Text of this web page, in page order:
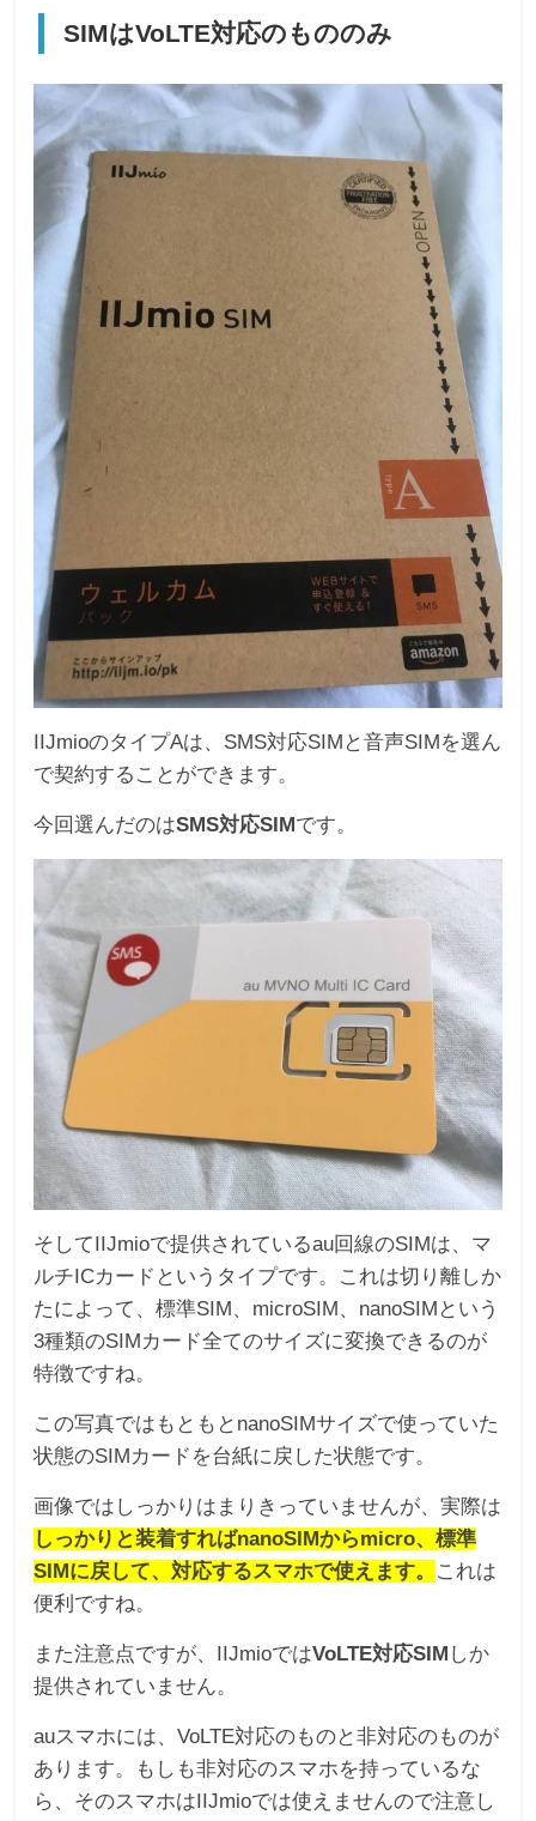
SIMはVoLTE対応のもののみ
IIJmioのタイプAは、SMS対応SIMと音声SIMを選ん
で契約することができます。
今回選んだのはSMS対応SIMです。
そしてIIJmioで提供されているau回線のSIMは、マ
ルチICカードというタイプです。これは切り離しか
たによって、標準SIM、microSIM、nanoSIMという
3種類のSIMカード全てのサイズに変換できるのが
特徴ですね。
この写真ではもともとnanoSIMサイズで使っていた
状態のSIMカードを台紙に戻した状態です。
画像ではしっかりはまりきっていませんが、実際は
しっかりと装着すればnanoSIMからmicro、標準
SIMに戻して、対応するスマホで使えます。 これは
便利ですね。
また注意点ですが、IIJmioではVoLTE対応SIM しか
提供されていません。
auスマホには、VoLTE対応のものと非対応のものが
あります。もしも非対応のスマホを持っているな
ら、そのスマホはIIJmioでは使えませんので注意し